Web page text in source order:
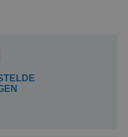
Corporation